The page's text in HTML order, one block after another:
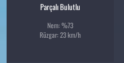
Parçalı Bulutlu
Nem: %73
Rüzgar: 23 km/h